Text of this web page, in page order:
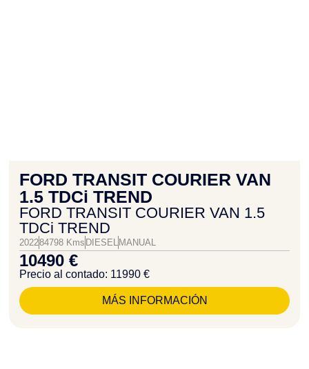
FORD TRANSIT COURIER VAN
1.5 TDCi TREND
FORD TRANSIT COURIER VAN 1.5
TDCi TREND
202284798 Kms DIESEL MANUAL
10490 €
Precio al contado: 11990 €
MÁS INFORMACIÓN